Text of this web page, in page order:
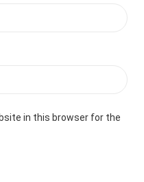
in this browser for the